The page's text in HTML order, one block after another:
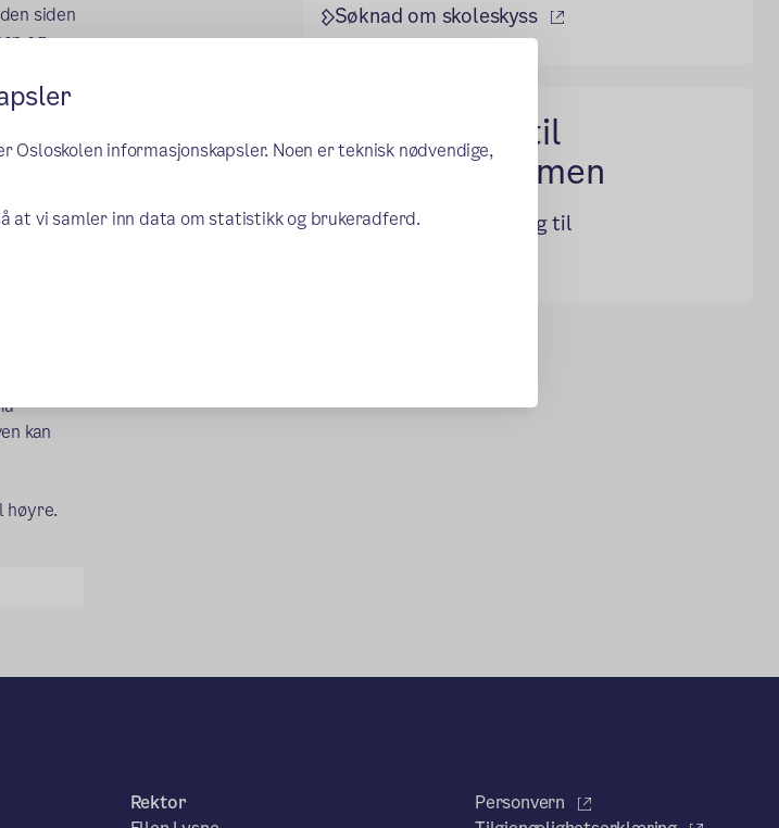
informasjonskapsler. Noen er teknisk nødvendige,
at vi samler inn data om statistikk og brukeradferd.
siden
og
kan
høyre.
Søknad om skoleskyss (ekstern lenke)
Oppmelding til
morsmåleksamen
Skjema for oppmelding til
Rektor
Personvern